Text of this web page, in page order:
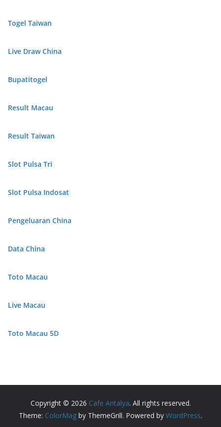
Togel Taiwan
Live Draw China
Bupatitogel
Result Macau
Result Taiwan
Slot Pulsa Tri
Slot Pulsa Indosat
Pengeluaran China
Data China
Toto Macau
Live Macau
Toto Macau 5D
Copyright © 2026 Cafe Antalya. All rights reserved.
Theme: ColorMag by ThemeGrill. Powered by WordPress.